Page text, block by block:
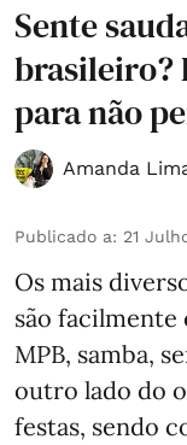
Sente
brasileiro?
para não
Amanda
Publicado a: 21
Os mais
são facilmente
MPB, samba,
outro lado do
festas, sendo